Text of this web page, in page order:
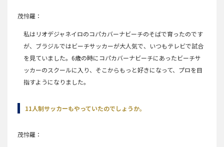
茂怜羅
私はリオデジャネイロのコパカバーナビーチのそばで育ったのです
が、ブラジルではビーチサッカーが大人気で、いつもテレビで試合
を見ていました。6歳の時にコパカバーナビーチにあったビーチサ
ッカーのスクールに入り、そこからもっと好きになって、プロを目
指すようになりました。
11人制サッカーもやっていたのでしょうか。
茂怜羅